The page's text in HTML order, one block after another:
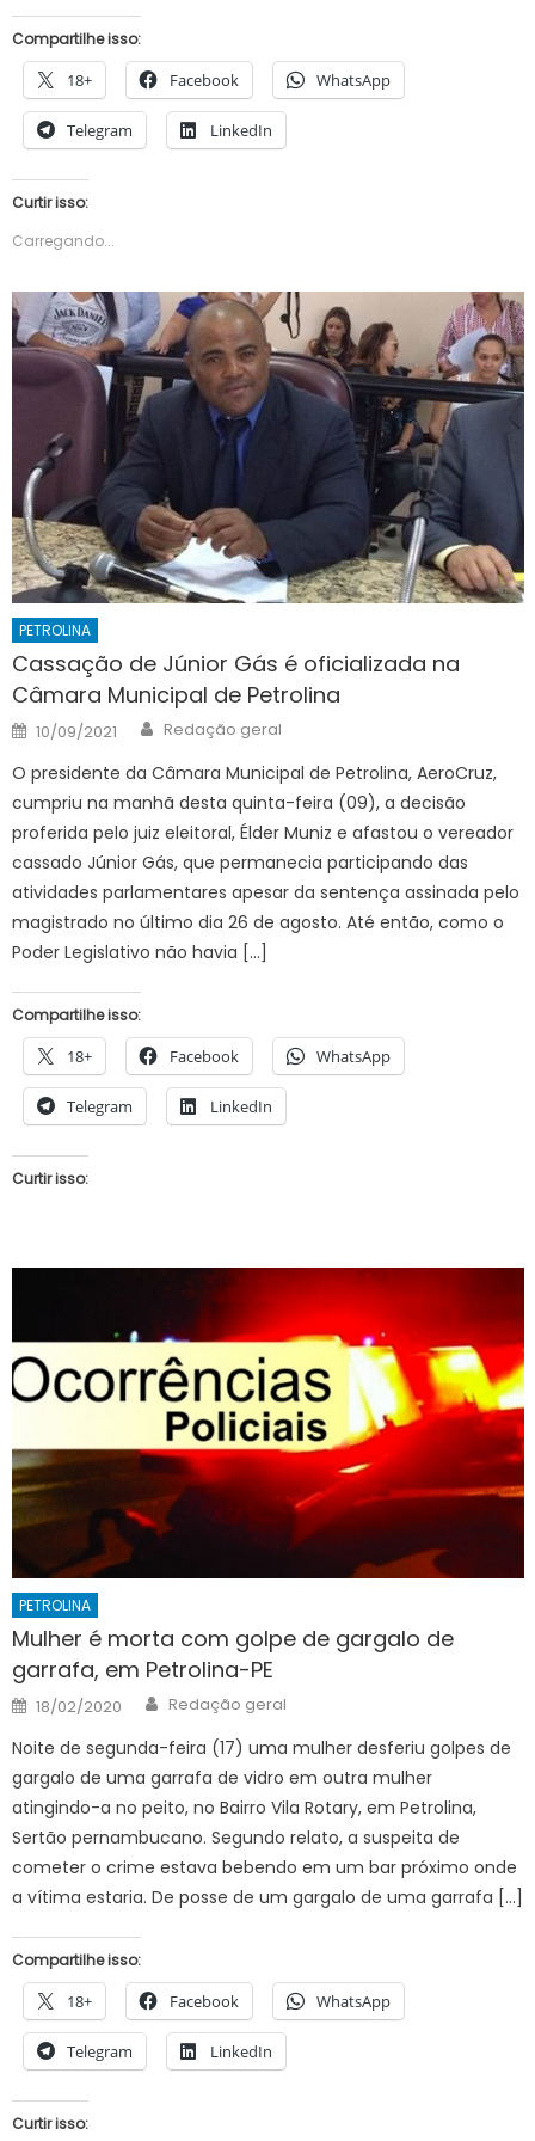
Compartilhe isso:
18+ Facebook WhatsApp
Telegram LinkedIn
Curtir isso:
Carregando...
PETROLINA
Cassação de Júnior Gás é oficializada na
Câmara Municipal de Petrolina
Posted
on
10/09/2021 Author
Redação geral
O presidente da Câmara Municipal de Petrolina, AeroCruz,
cumpriu na manhã desta quinta-feira (09), a decisão
proferida pelo juiz eleitoral, Élder Muniz e afastou o vereador
cassado Júnior Gás, que permanecia participando das
atividades parlamentares apesar da sentença assinada pelo
magistrado no último dia 26 de agosto. Até então, como o
Poder Legislativo não havia […]
Compartilhe isso:
18+ Facebook WhatsApp
Telegram LinkedIn
Curtir isso:
PETROLINA
Mulher é morta com golpe de gargalo de
garrafa, em Petrolina-PE
Posted
on
18/02/2020 Author
Redação geral
Noite de segunda-feira (17) uma mulher desferiu golpes de
gargalo de uma garrafa de vidro em outra mulher
atingindo-a no peito, no Bairro Vila Rotary, em Petrolina,
Sertão pernambucano. Segundo relato, a suspeita de
cometer o crime estava bebendo em um bar próximo onde
a vítima estaria. De posse de um gargalo de uma garrafa […]
Compartilhe isso:
18+ Facebook WhatsApp
Telegram LinkedIn
Curtir isso: